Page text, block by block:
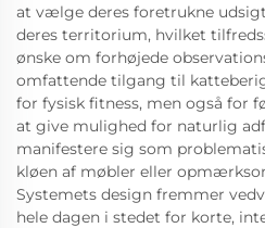
at vælge deres foretrukne
deres territorium, hvilket
ønske om forhøjede
omfattende tilgang til
for fysisk fitness, men også for
at give mulighed for naturlig
manifestere sig som
kløen af møbler eller
Systemets design fremmer
hele dagen i stedet for korte,